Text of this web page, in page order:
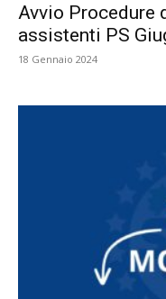
Avvio Procedure
assistenti PS
18 Gennaio 2024